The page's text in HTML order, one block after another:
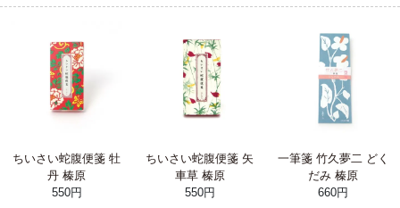
ちいさい蛇腹便箋 牡
丹 榛原
550円
ちいさい蛇腹便箋 矢
車草 榛原
550円
一筆箋 竹久夢二 どく
だみ 榛原
660円